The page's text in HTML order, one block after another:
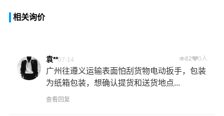
相关询价
袁**07-14 82 0人
广州往遵义运输表面怕刮货物电动扳手，包装
为纸箱包装，想确认提货和送货地点...
查看回复